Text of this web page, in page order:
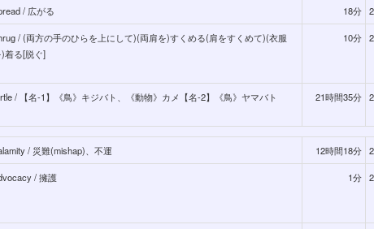
/ 広がる 18分
/ (両方の手のひらを上にして)(両肩を)すくめる(肩をすくめて)(衣服
)着る[脱ぐ]
10分
/ 【名-1】《鳥》キジバト、《動物》カメ【名-2】《鳥》ヤマバト 21時間35分
/ 災難(mishap)、不運 12時間18分
/ 擁護 1分